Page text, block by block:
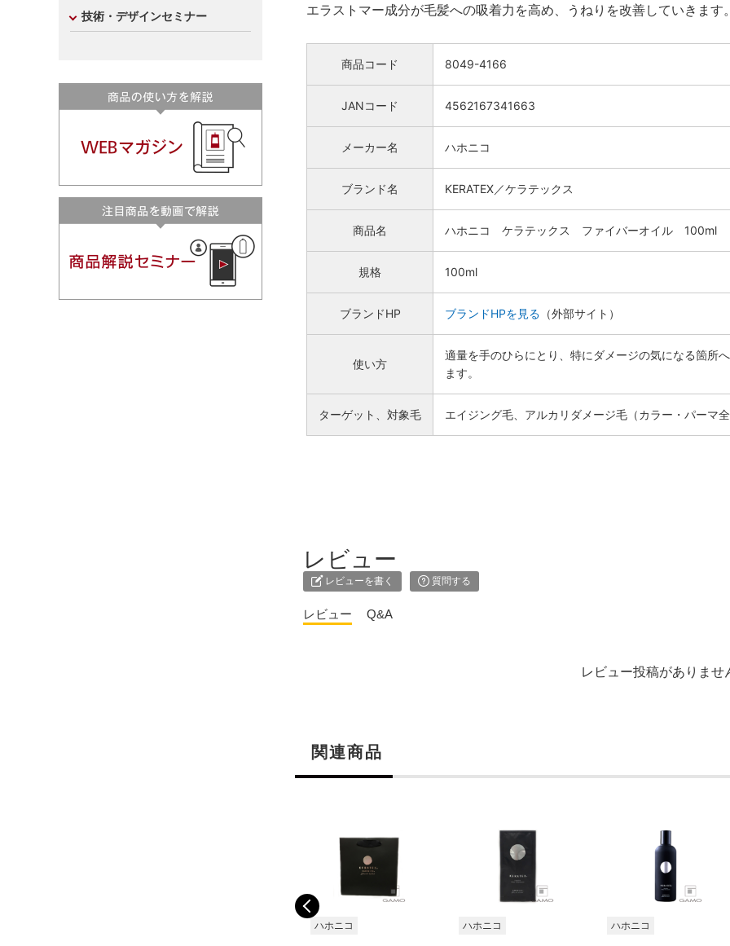
エラストマー成分が毛髪への吸着力を高め、うねりを改善していきます
商品コード 8049-4166
JANコード 4562167341663
メーカー名 ハホニコ
ブランド名 KERATEX／ケラテックス
商品名 ハホニコ ケラテックス ファイバーオイル 100ml
規格 100ml
ブランドHP ブランドHPを見る （外部サイト）
使い方
適量を手のひらにとり、特にダメージの気になる箇所
ます。
ターゲット、対象毛 エイジング毛、アルカリダメージ毛（カラー・パーマ
レビュー
レビューを書く 質問する
レビュー Q&A
レビュー投稿がありませ
関連商品
ハホニコ ハホニコ ハホニコ
技術・デザインセミナー